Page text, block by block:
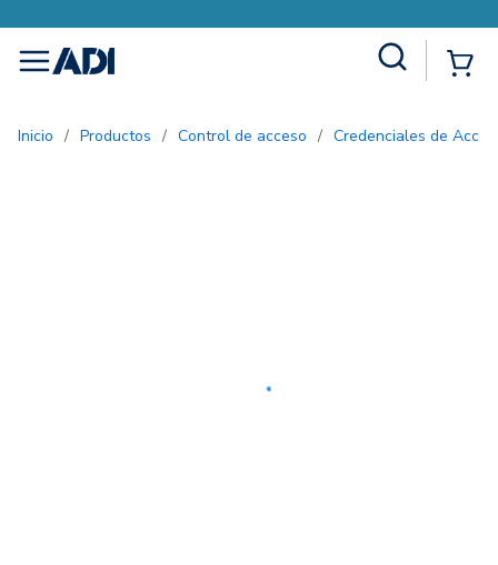
menu
Inicio / Productos / Control de acceso / Credenciales de